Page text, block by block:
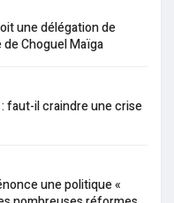
une délégation de
de Choguel Maïga
: faut-il craindre une crise
une politique «